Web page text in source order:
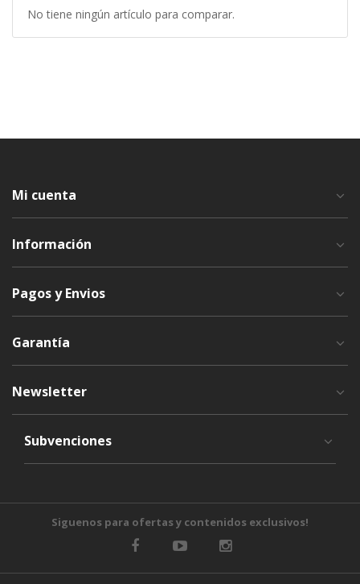
No tiene ningún artículo para comparar.
Mi cuenta
Información
Pagos y Envios
Garantía
Newsletter
Subvenciones
Siguenos para ofertas y contenidos exclusivos!